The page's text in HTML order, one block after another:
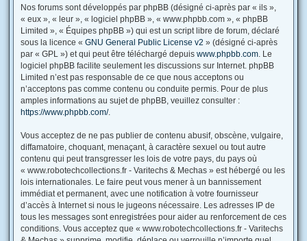
Nos forums sont développés par phpBB (désigné ci-après par « ils »,
« eux », « leur », « logiciel phpBB », « www.phpbb.com », « phpBB
Limited », « Équipes phpBB ») qui est un script libre de forum, déclaré
sous la licence « GNU General Public License v2 » (désigné ci-après
par « GPL ») et qui peut être téléchargé depuis www.phpbb.com. Le
logiciel phpBB facilite seulement les discussions sur Internet. phpBB
Limited n’est pas responsable de ce que nous acceptons ou
n’acceptons pas comme contenu ou conduite permis. Pour de plus
amples informations au sujet de phpBB, veuillez consulter :
https://www.phpbb.com/.
Vous acceptez de ne pas publier de contenu abusif, obscène, vulgaire,
diffamatoire, choquant, menaçant, à caractère sexuel ou tout autre
contenu qui peut transgresser les lois de votre pays, du pays où
« www.robotechcollections.fr - Varitechs & Mechas » est hébergé ou les
lois internationales. Le faire peut vous mener à un bannissement
immédiat et permanent, avec une notification à votre fournisseur
d’accès à Internet si nous le jugeons nécessaire. Les adresses IP de
tous les messages sont enregistrées pour aider au renforcement de ces
conditions. Vous acceptez que « www.robotechcollections.fr - Varitechs